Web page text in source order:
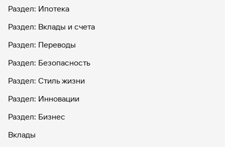
Раздел: Ипотека
Раздел: Вклады и счета
Раздел: Переводы
Раздел: Безопасность
Раздел: Стиль жизни
Раздел: Инновации
Раздел: Бизнес
Вклады